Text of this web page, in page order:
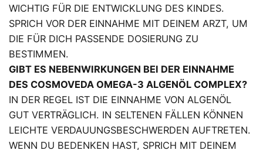
WICHTIG FÜR DIE ENTWICKLUNG DES KINDES.
SPRICH VOR DER EINNAHME MIT DEINEM ARZT, UM
DIE FÜR DICH PASSENDE DOSIERUNG ZU
BESTIMMEN.
GIBT ES NEBENWIRKUNGEN BEI DER EINNAHME
DES COSMOVEDA OMEGA-3 ALGENÖL COMPLEX?
IN DER REGEL IST DIE EINNAHME VON ALGENÖL
GUT VERTRÄGLICH. IN SELTENEN FÄLLEN KÖNNEN
LEICHTE VERDAUUNGSBESCHWERDEN AUFTRETEN.
WENN DU BEDENKEN HAST, SPRICH MIT DEINEM